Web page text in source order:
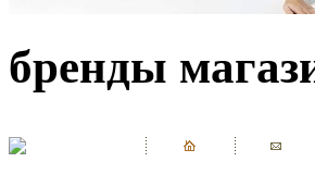
бренды